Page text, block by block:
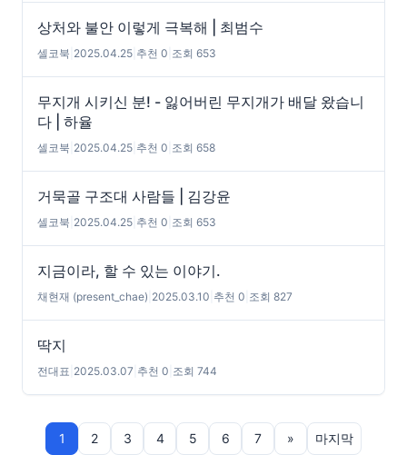
상처와 불안 이렇게 극복해 | 최범수
셀코북 2025.04.25 추천 0 조회 653
무지개 시키신 분! - 잃어버린 무지개가 배달 왔습니
다 | 하율
셀코북 2025.04.25 추천 0 조회 658
거묵골 구조대 사람들 | 김강윤
셀코북 2025.04.25 추천 0 조회 653
지금이라, 할 수 있는 이야기.
채현재 (present_chae) 2025.03.10 추천 0 조회 827
딱지
전대표 2025.03.07 추천 0 조회 744
1 2 3 4 5 6 7 » 마지막